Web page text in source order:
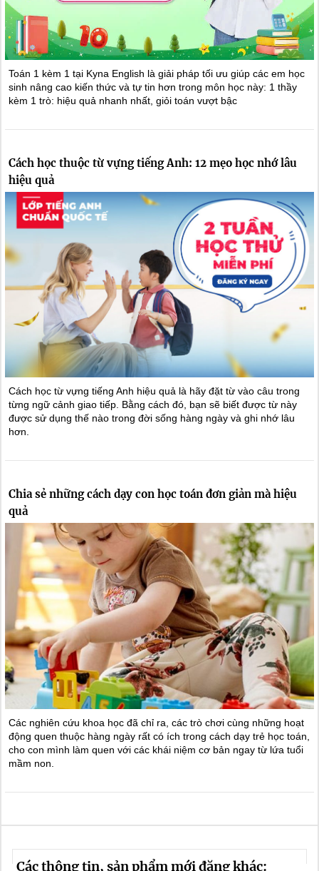
Toán 1 kèm 1 tại Kyna English là giải pháp tối ưu giúp các em học
sinh nâng cao kiến thức và tự tin hơn trong môn học này: 1 thầy
kèm 1 trò: hiệu quả nhanh nhất, giỏi toán vượt bậc
Cách học thuộc từ vựng tiếng Anh: 12 mẹo học nhớ lâu
hiệu quả
Cách học từ vựng tiếng Anh hiệu quả là hãy đặt từ vào câu trong
từng ngữ cảnh giao tiếp. Bằng cách đó, bạn sẽ biết được từ này
được sử dụng thế nào trong đời sống hàng ngày và ghi nhớ lâu
hơn.
Chia sẻ những cách dạy con học toán đơn giản mà hiệu
quả
Các nghiên cứu khoa học đã chỉ ra, các trò chơi cùng những hoạt
động quen thuộc hàng ngày rất có ích trong cách dạy trẻ học toán,
cho con mình làm quen với các khái niệm cơ bản ngay từ lứa tuổi
mầm non.
Các thông tin, sản phẩm mới đăng khác: